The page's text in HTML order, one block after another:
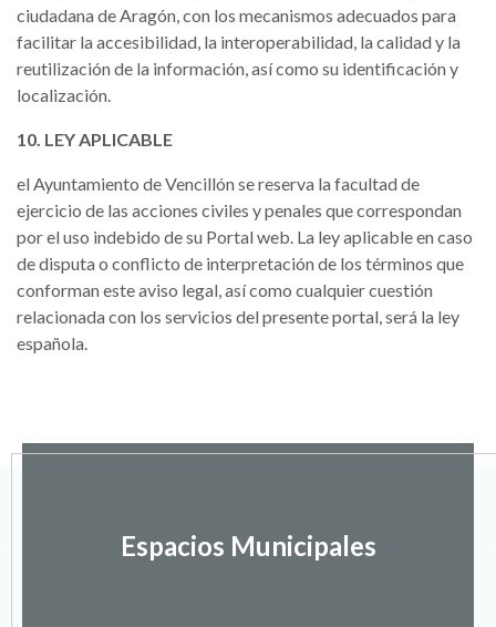
ciudadana de Aragón, con los mecanismos adecuados para
facilitar la accesibilidad, la interoperabilidad, la calidad y la
reutilización de la información, así como su identificación y
localización.
10. LEY APLICABLE
el Ayuntamiento de Vencillón se reserva la facultad de
ejercicio de las acciones civiles y penales que correspondan
por el uso indebido de su Portal web. La ley aplicable en caso
de disputa o conflicto de interpretación de los términos que
conforman este aviso legal, así como cualquier cuestión
relacionada con los servicios del presente portal, será la ley
española.
Espacios Municipales